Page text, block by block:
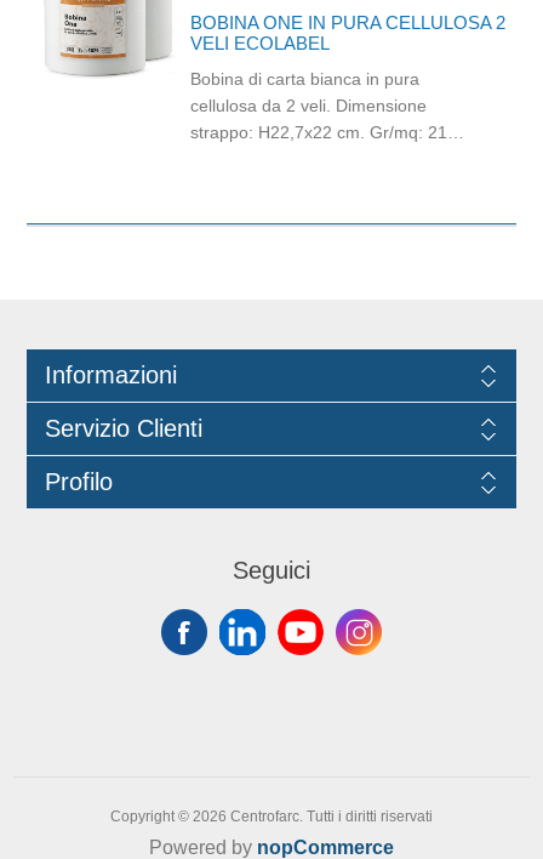
alla bocca: 350 ml.
BOBINA ONE IN PURA CELLULOSA 2
VELI ECOLABEL
Bobina di carta bianca in pura
cellulosa da 2 veli. Dimensione
strappo: H22,7x22 cm. Gr/mq: 21
Informazioni
Servizio Clienti
Profilo
Seguici
Copyright © 2026 Centrofarc. Tutti i diritti riservati
Powered by nopCommerce